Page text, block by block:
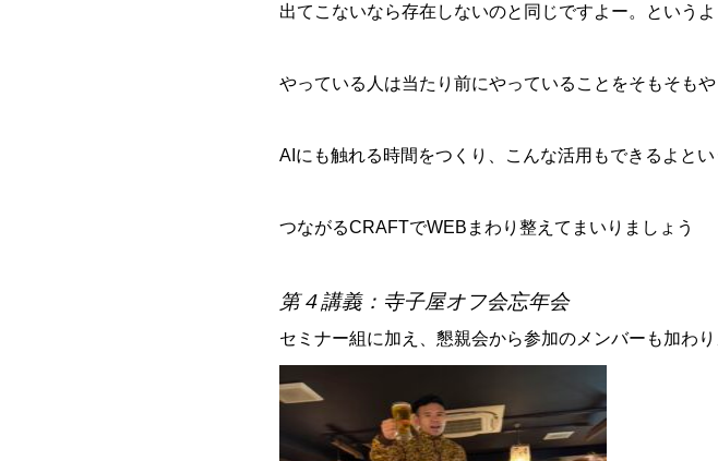
出てこないなら存在しないのと同じですよー。という
やっている人は当たり前にやっていることをそもそも
AIにも触れる時間をつくり、こんな活用もできるよと
つながるCRAFTでWEBまわり整えてまいりましょう
第４講義：寺子屋オフ会忘年会
セミナー組に加え、懇親会から参加のメンバーも加わ